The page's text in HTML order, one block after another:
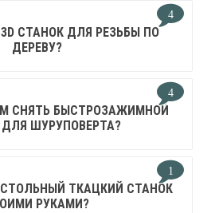
4
СТАНОК ДЛЯ РЕЗЬБЫ ПО
ДЕРЕВУ?
4
СНЯТЬ БЫСТРОЗАЖИМНОЙ
ДЛЯ ШУРУПОВЕРТА?
1
ТКАЦКИЙ СТАНОК
РУКАМИ?